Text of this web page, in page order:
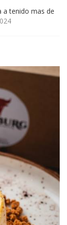
a tenido mas de